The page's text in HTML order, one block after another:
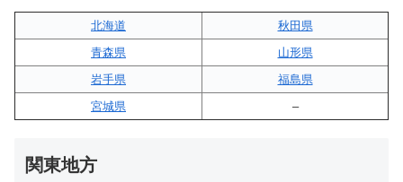
北海道
秋田県
青森県
山形県
岩手県
福島県
宮城県
–
関東地方